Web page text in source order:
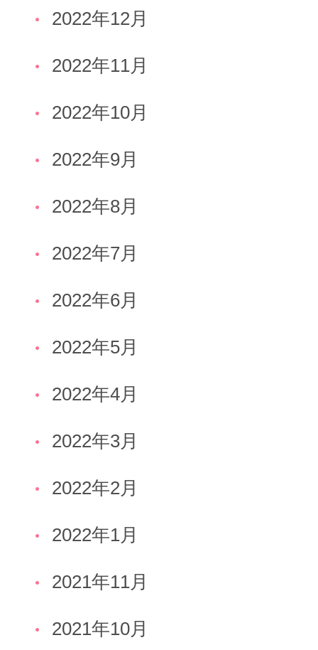
2022年12月
2022年11月
2022年10月
2022年9月
2022年8月
2022年7月
2022年6月
2022年5月
2022年4月
2022年3月
2022年2月
2022年1月
2021年11月
2021年10月